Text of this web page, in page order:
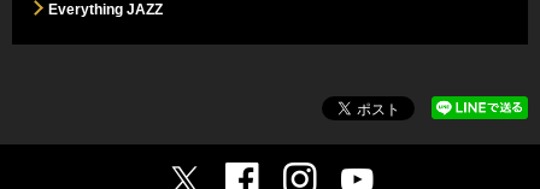
Everything JAZZ